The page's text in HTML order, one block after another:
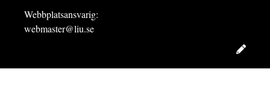
Webbplatsansvarig:
webmaster@liu.se